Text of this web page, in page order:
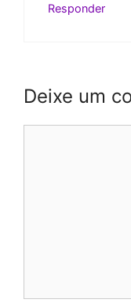
Responder
Deixe um